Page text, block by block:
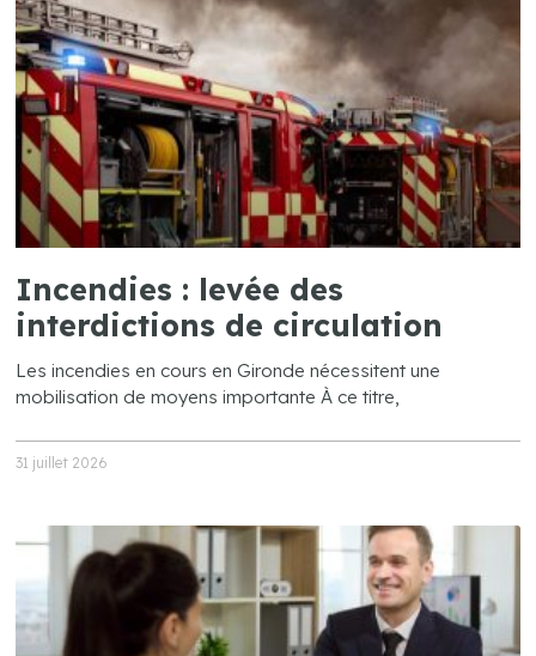
Incendies : levée des
interdictions de circulation
Les incendies en cours en Gironde nécessitent une
mobilisation de moyens importante À ce titre,
31 juillet 2026